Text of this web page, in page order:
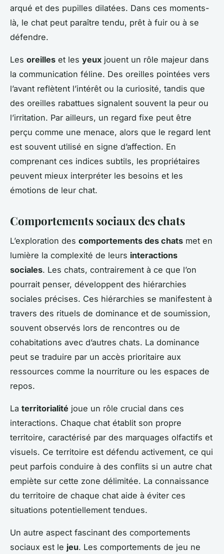
arqué et des pupilles dilatées. Dans ces moments-
là, le chat peut paraître tendu, prêt à fuir ou à se
défendre.
Les oreilles et les yeux jouent un rôle majeur dans
la communication féline. Des oreilles pointées vers
l’avant reflètent l’intérêt ou la curiosité, tandis que
des oreilles rabattues signalent souvent la peur ou
l’irritation. Par ailleurs, un regard fixe peut être
perçu comme une menace, alors que le regard lent
est souvent utilisé en signe d’affection. En
comprenant ces indices subtils, les propriétaires
peuvent mieux interpréter les besoins et les
émotions de leur chat.
Comportements sociaux des chats
L’exploration des comportements des chats met en
lumière la complexité de leurs interactions
sociales. Les chats, contrairement à ce que l’on
pourrait penser, développent des hiérarchies
sociales précises. Ces hiérarchies se manifestent à
travers des rituels de dominance et de soumission,
souvent observés lors de rencontres ou de
cohabitations avec d’autres chats. La dominance
peut se traduire par un accès prioritaire aux
ressources comme la nourriture ou les espaces de
repos.
La territorialité joue un rôle crucial dans ces
interactions. Chaque chat établit son propre
territoire, caractérisé par des marquages olfactifs et
visuels. Ce territoire est défendu activement, ce qui
peut parfois conduire à des conflits si un autre chat
empiète sur cette zone délimitée. La connaissance
du territoire de chaque chat aide à éviter ces
situations potentiellement tendues.
Un autre aspect fascinant des comportements
sociaux est le jeu. Les comportements de jeu ne